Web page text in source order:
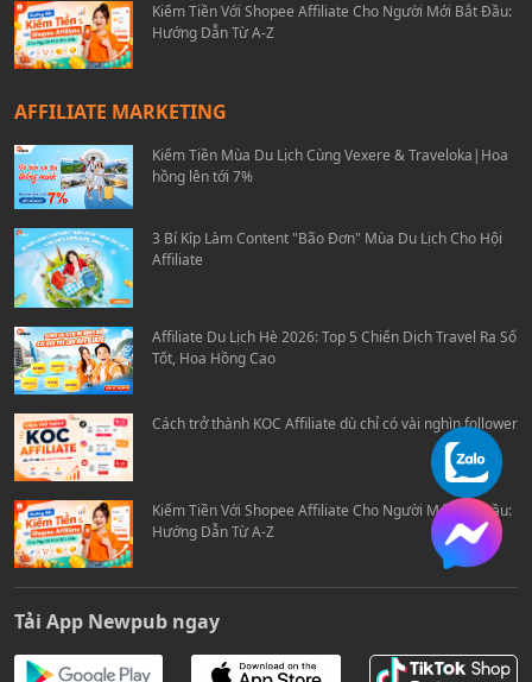
Kiếm Tiền Với Shopee Affiliate Cho Người Mới Bắt Đầu:
Hướng Dẫn Từ A-Z
AFFILIATE MARKETING
Kiếm Tiền Mùa Du Lịch Cùng Vexere & Traveloka|Hoa
hồng lên tới 7%
3 Bí Kíp Làm Content "Bão Đơn" Mùa Du Lịch Cho Hội
Affiliate
Affiliate Du Lịch Hè 2026: Top 5 Chiến Dịch Travel Ra Số
Tốt, Hoa Hồng Cao
Cách trở thành KOC Affiliate dù chỉ có vài nghìn follower
Kiếm Tiền Với Shopee Affiliate Cho Người Mới Bắt Đầu:
Hướng Dẫn Từ A-Z
Tải App Newpub ngay